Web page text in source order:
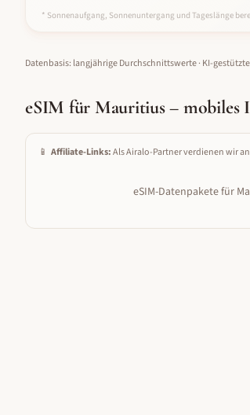
* Sonnenaufgang, Sonnenuntergang und Tageslänge
Datenbasis: langjährige Durchschnittswerte · KI-
eSIM für Mauritius– mobiles
📱 Affiliate-Links:Als Airalo-Partner verdienen wir
eSIM-Datenpakete für